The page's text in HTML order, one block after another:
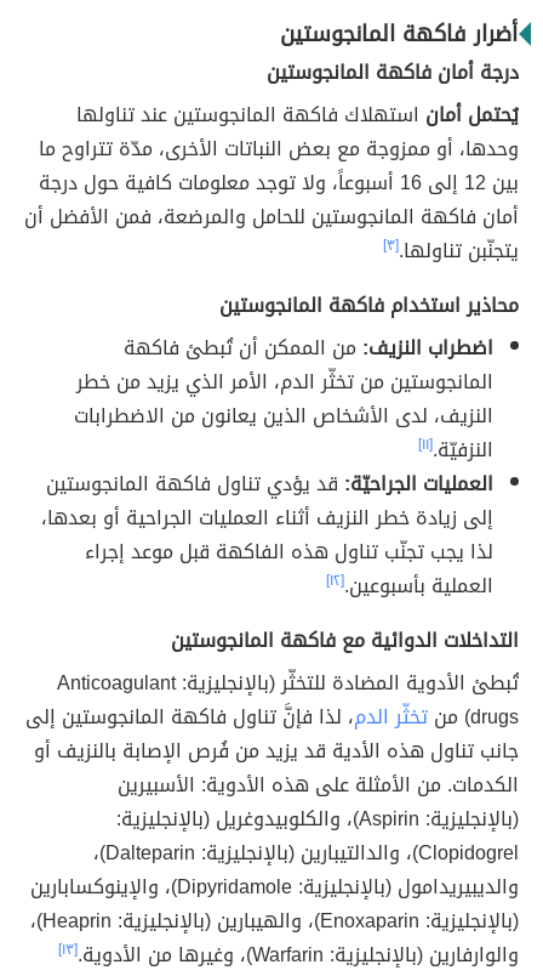
أضرار فاكهة المانجوستين
درجة أمان فاكهة المانجوستين
يُحتمل أمان استهلاك فاكهة المانجوستين عند تناولها
وحدها، أو ممزوجة مع بعض النباتات الأخرى، مدّة تتراوح ما
بين 12 إلى 16 أسبوعاً، ولا توجد معلومات كافية حول درجة
أمان فاكهة المانجوستين للحامل والمرضعة، فمن الأفضل أن
يتجنّبن تناولها.[٣]
محاذير استخدام فاكهة المانجوستين
اضطراب النزيف: من الممكن أن تُبطئ فاكهة
المانجوستين من تخثّر الدم، الأمر الذي يزيد من خطر
النزيف، لدى الأشخاص الذين يعانون من الاضطرابات
النزفيّة.[١١]
العمليات الجراحيّة: قد يؤدي تناول فاكهة المانجوستين
إلى زيادة خطر النزيف أثناء العمليات الجراحية أو بعدها،
لذا يجب تجنّب تناول هذه الفاكهة قبل موعد إجراء
العملية بأسبوعين.[١٢]
التداخلات الدوائية مع فاكهة المانجوستين
تُبطئ الأدوية المضادة للتخثّر (بالإنجليزية: Anticoagulant
drugs) من
تخثّر الدم، لذا فإنَّ تناول فاكهة المانجوستين إلى
جانب تناول هذه الأدية قد يزيد من فُرص الإصابة بالنزيف أو
الكدمات. من الأمثلة على هذه الأدوية: الأسبيرين
(بالإنجليزية: Aspirin)، والكلوبيدوغريل (بالإنجليزية:
Clopidogrel)، والدالتيبارين (بالإنجليزية: Dalteparin)،
والديبيريدامول (بالإنجليزية: Dipyridamole)، والإينوكسابارين
(بالإنجليزية: Enoxaparin)، والهيبارين (بالإنجليزية: Heaprin)،
والوارفارين (بالإنجليزية: Warfarin)، وغيرها من الأدوية.
[١٣]